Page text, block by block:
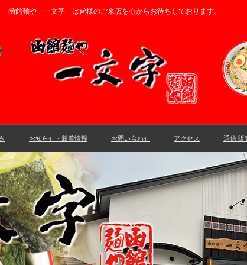
函館麺や 一文字 は皆様のご来店を心からお待ちしております。
お知らせ・新着情報 お問い合わせ アクセス 通信 販